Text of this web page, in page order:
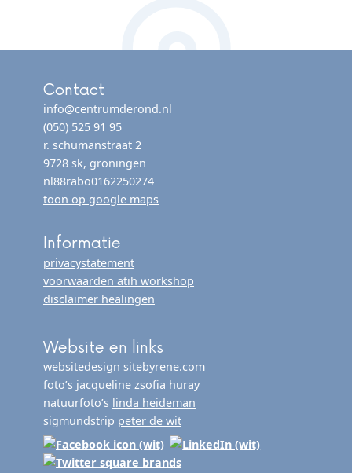
Contact
info@centrumderond.nl
(050) 525 91 95
r. schumanstraat 2
9728 sk, groningen
nl88rabo0162250274
toon op google maps
Informatie
privacystatement
voorwaarden atih workshop
disclaimer healingen
Website en links
websitedesignsitebyrene.com
foto’s jacquelinezsofia huray
natuurfoto’s linda heideman
sigmundstrip peter de wit